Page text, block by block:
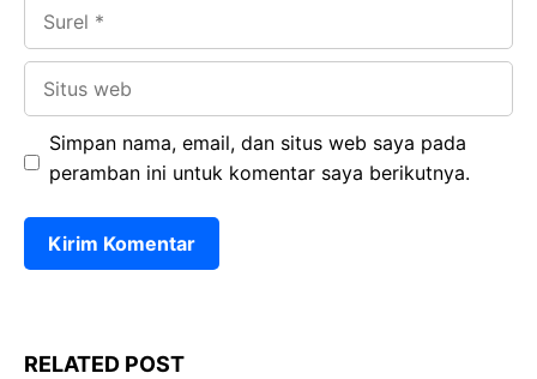
Simpan nama, email, dan situs web saya pada
peramban ini untuk komentar saya berikutnya.
RELATED POST